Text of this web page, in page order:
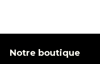
Notre boutique